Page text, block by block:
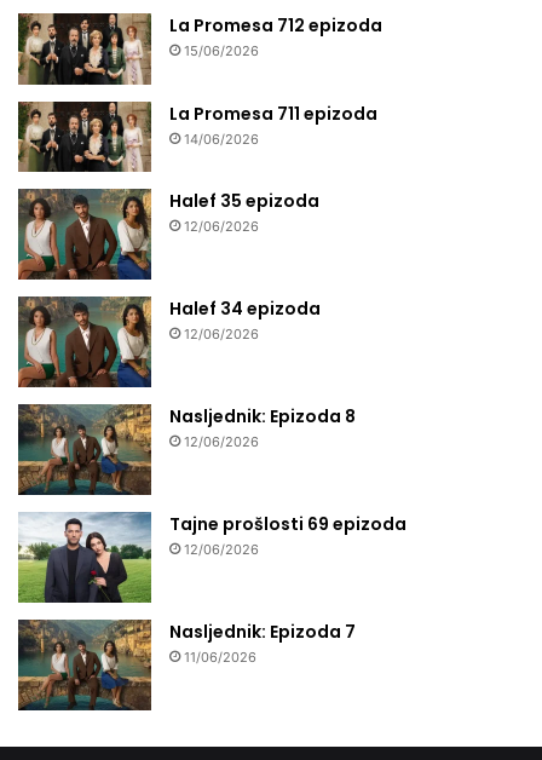
La Promesa 712 epizoda
15/06/2026
La Promesa 711 epizoda
14/06/2026
Halef 35 epizoda
12/06/2026
Halef 34 epizoda
12/06/2026
Nasljednik: Epizoda 8
12/06/2026
Tajne prošlosti 69 epizoda
12/06/2026
Nasljednik: Epizoda 7
11/06/2026